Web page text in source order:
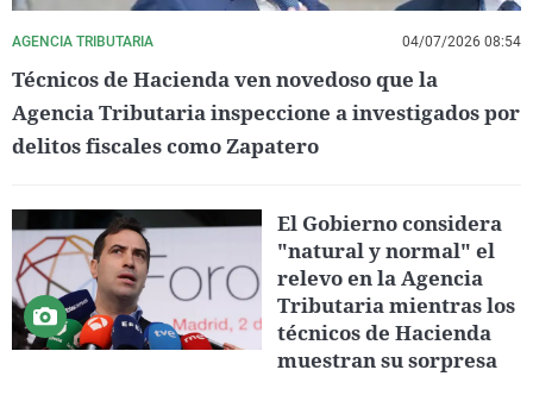
AGENCIA TRIBUTARIA 04/07/2026 08:54
Técnicos de Hacienda ven novedoso que la
Agencia Tributaria inspeccione a investigados por
delitos fiscales como Zapatero
El Gobierno considera
"natural y normal" el
relevo en la Agencia
Tributaria mientras los
técnicos de Hacienda
muestran su sorpresa